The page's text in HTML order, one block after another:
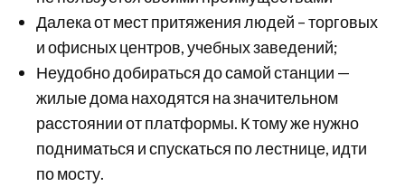
Далека от мест притяжения людей – торговых
и офисных центров, учебных заведений;
Неудобно добираться до самой станции —
жилые дома находятся на значительном
расстоянии от платформы. К тому же нужно
подниматься и спускаться по лестнице, идти
по мосту.